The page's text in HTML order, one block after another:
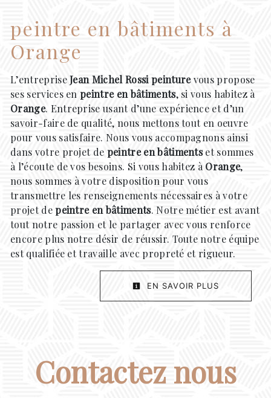
peintre en bâtiments à
Orange
L’entrepriseJean Michel Rossi peinturevous propose
ses services enpeintre en bâtiments, si vous habitez à
Orange. Entreprise usant d’une expérience et d’un
savoir-faire de qualité, nous mettons tout en oeuvre
pour vous satisfaire. Nous vous accompagnons ainsi
dans votre projet de peintre en bâtimentset sommes
à l’écoute de vos besoins. Si vous habitez àOrange,
nous sommes à votre disposition pour vous
transmettre les renseignements nécessaires à votre
projet depeintre en bâtiments. Notre métier est avant
tout notre passion et le partager avec vous renforce
encore plus notre désir de réussir. Toute notre équipe
est qualifiée et travaille avec propreté et rigueur.
EN SAVOIR PLUS
Contactez nous